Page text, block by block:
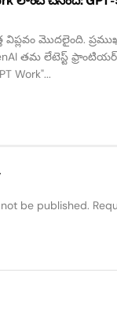
విప్లవం మొదలైంది.
తమ లేటెస్ట్
Work"...
be published.